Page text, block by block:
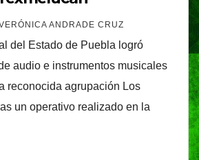
ANDRADE CRUZ
del Estado de Puebla logró
audio e instrumentos musicales
reconocida agrupación Los
un operativo realizado en la